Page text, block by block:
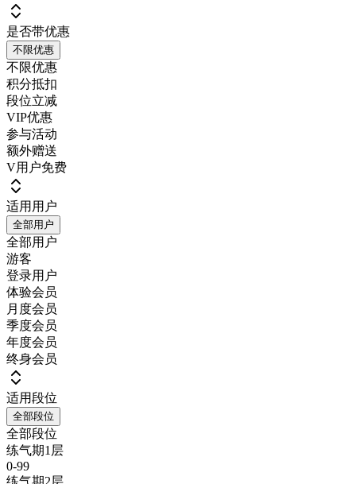
是否带优惠
不限优惠
不限优惠
积分抵扣
段位立减
VIP优惠
参与活动
额外赠送
V用户免费
适用用户
全部用户
全部用户
游客
登录用户
体验会员
月度会员
季度会员
年度会员
终身会员
适用段位
全部段位
全部段位
练气期1层
0-99
练气期2层